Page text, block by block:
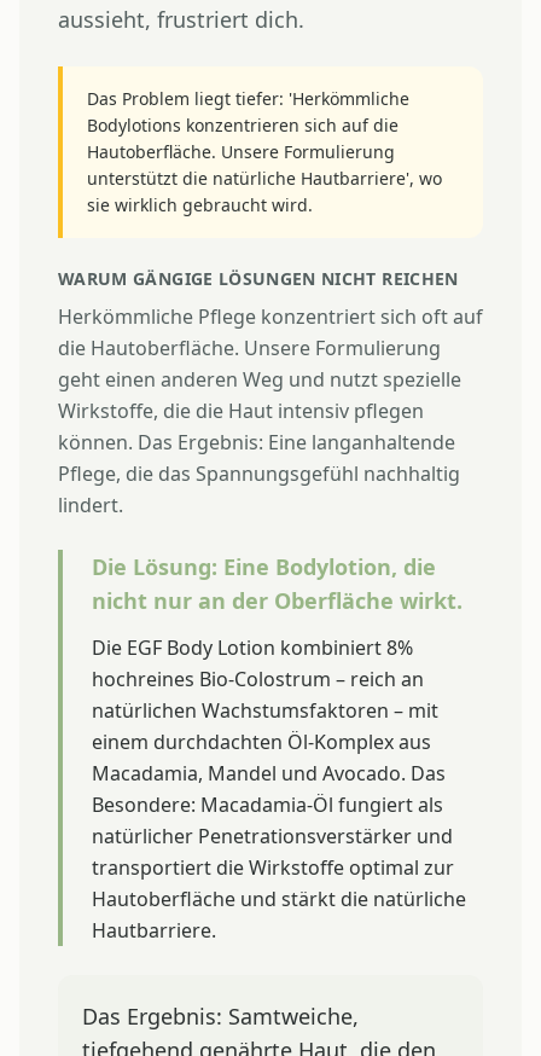
aussieht, frustriert dich.
Das Problem liegt tiefer: 'Herkömmliche
Bodylotions konzentrieren sich auf die
Hautoberfläche. Unsere Formulierung
unterstützt die natürliche Hautbarriere', wo
sie wirklich gebraucht wird.
WARUM GÄNGIGE LÖSUNGEN NICHT REICHEN
Herkömmliche Pflege konzentriert sich oft auf
die Hautoberfläche. Unsere Formulierung
geht einen anderen Weg und nutzt spezielle
Wirkstoffe, die die Haut intensiv pflegen
können. Das Ergebnis: Eine langanhaltende
Pflege, die das Spannungsgefühl nachhaltig
lindert.
Die Lösung: Eine Bodylotion, die
nicht nur an der Oberfläche wirkt.
Die EGF Body Lotion kombiniert 8%
hochreines Bio-Colostrum – reich an
natürlichen Wachstumsfaktoren – mit
einem durchdachten Öl-Komplex aus
Macadamia, Mandel und Avocado. Das
Besondere: Macadamia-Öl fungiert als
natürlicher Penetrationsverstärker und
transportiert die Wirkstoffe optimal zur
Hautoberfläche und stärkt die natürliche
Hautbarriere.
Das Ergebnis: Samtweiche,
tiefgehend genährte Haut, die den